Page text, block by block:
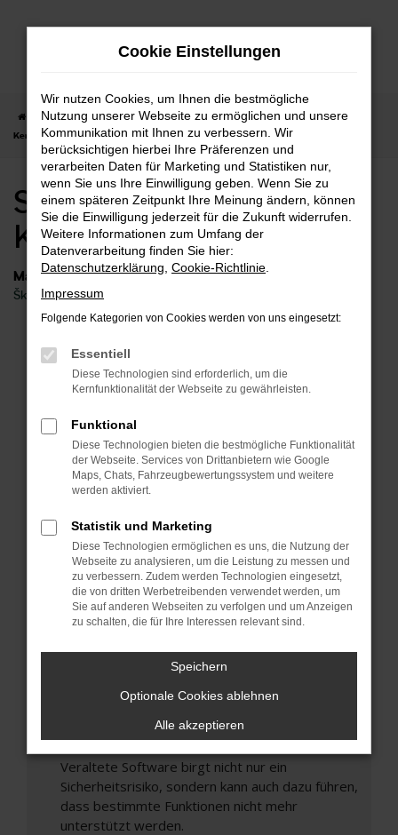
Zum
Startseite Kernen Škoda Škoda Kamiq
Skoda Kamiq Neuwagen
Kernen
Skoda Kamiq Neuwagen
Kernen
Marken
Škoda
Fehler: Network Error
Beim Laden ist ein Fehler aufgetreten.
Überprüfe deine Firewall und deine
Internetverbindung.
Laden andere Webseiten, zum Beispiel deine
Suchmaschine?
Prüfe deine Browsererweiterungen.
Manche Erweiterungen, wie Werbeblocker,
können das Laden bestimmter Seiten
verhindern. Funktioniert die Seite in einem
anderen Browser oder in einem privaten
Fenster?
Das kann manchmal helfen, vorübergehende
Stelle sicher, dass dein Browser und dein
Betriebssystem auf dem neuesten Stand
Veraltete Software birgt nicht nur ein
Sicherheitsrisiko, sondern kann auch dazu führen,
dass bestimmte Funktionen nicht mehr
unterstützt werden.
Cookie Einstellungen
Wir nutzen Cookies, um Ihnen die bestmögliche
Nutzung unserer Webseite zu ermöglichen und unsere
Kommunikation mit Ihnen zu verbessern. Wir
berücksichtigen hierbei Ihre Präferenzen und
verarbeiten Daten für Marketing und Statistiken nur,
wenn Sie uns Ihre Einwilligung geben. Wenn Sie zu
einem späteren Zeitpunkt Ihre Meinung ändern, können
Sie die Einwilligung jederzeit für die Zukunft widerrufen.
Weitere Informationen zum Umfang der
Datenverarbeitung finden Sie hier:
Datenschutzerklärung Cookie-Richtlinie
Impressum
Folgende Kategorien von Cookies werden von uns eingesetzt:
Essentiell
Diese Technologien sind erforderlich, um die
Kernfunktionalität der Webseite zu gewährleisten.
Funktional
Diese Technologien bieten die bestmögliche Funktionalität
der Webseite. Services von Drittanbietern wie Google
Maps, Chats, Fahrzeugbewertungssystem und weitere
werden aktiviert.
Statistik und Marketing
Diese Technologien ermöglichen es uns, die Nutzung der
Webseite zu analysieren, um die Leistung zu messen und
zu verbessern. Zudem werden Technologien eingesetzt,
die von dritten Werbetreibenden verwendet werden, um
Sie auf anderen Webseiten zu verfolgen und um Anzeigen
zu schalten, die für Ihre Interessen relevant sind.
Speichern
Optionale Cookies ablehnen
Alle akzeptieren